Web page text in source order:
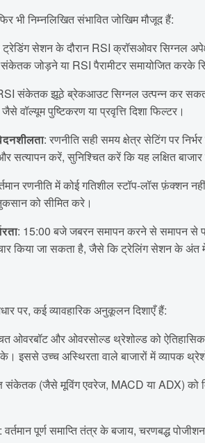
भी निम्नलिखित संभावित जोखिम मौजूद हैं:
ट्रेडिंग सेशन के दौरान RSI क्रॉसओवर सिग्नल
जोड़ने या RSI पैरामीटर समायोजित करके
संकेतक झूठे ब्रेकआउट सिग्नल उत्पन्न कर सकता
वॉल्यूम पुष्टिकरण या प्रवृत्ति दिशा फिल्टर।
: रणनीति सही समय क्षेत्र सेटिंग पर
सत्यापन करें, सुनिश्चित करें कि यह लक्षित
रणनीति में कोई गतिशील स्टॉप-लॉस फ़ंक्शन
को सीमित करे।
: 15:00 बजे जबरन समापन करने से समापन से
किया जा सकता है, जैसे कि ट्रेलिंग सेशन के अंत
पर, कई व्यावहारिक अनुकूलन दिशाएँ हैं:
ओवरबॉट और ओवरसोल्ड थ्रेशोल्ड को
उच्च अस्थिरता वाले बाजारों में व्यापक
संकेतक (जैसे मूविंग एवरेज, MACD या ADX) को
: वर्तमान पूर्ण समाप्ति तंत्र के बजाय, चरणबद्ध